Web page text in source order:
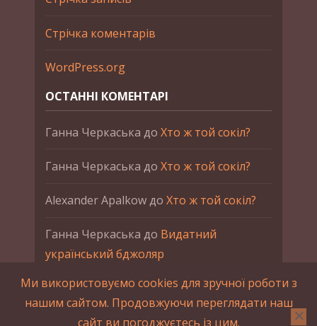
Стрічка коментарів
WordPress.org
ОСТАННІ КОМЕНТАРІ
Ганна Черкаська до Хто ж той сокіл?
Ганна Черкаська до Хто ж той сокіл?
Alexander Apalkowдо Хто ж той сокіл?
Ганна Черкаська до Видатний
український бджоляр
Ганна ЧеркаськадоПетро Франко
Ми використовуємо cookies для зручної роботи з
нашим сайтом. Продовжуючи переглядати наш
сайт ви погоджуєтесь із цим.